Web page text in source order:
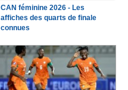
CAN féminine 2026 - Les
affiches des quarts de finale
connues